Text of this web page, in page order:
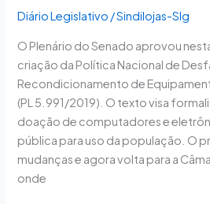
Diário Legislativo /Sindilojas-Slg
O Plenário do Senado aprovou
criação da Política Nacional de
Recondicionamento de
(PL 5.991/2019). O texto visa
doação de computadores e
pública para uso da população. O
mudanças e agora volta para a
onde